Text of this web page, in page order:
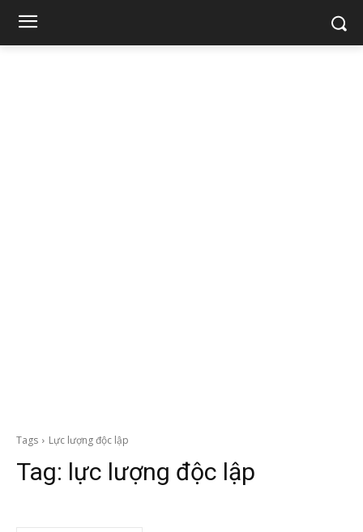
Tags Lực lượng độc lập
Tag: lực lượng độc lập